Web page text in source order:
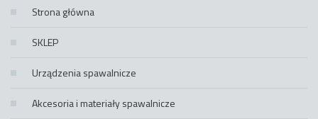
Strona główna
SKLEP
Urządzenia spawalnicze
Akcesoria i materiały spawalnicze